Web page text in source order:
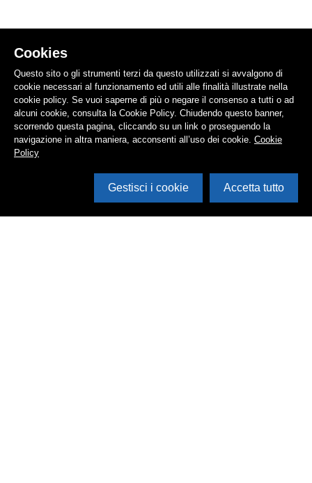
Apri i filtri
Cookies
Questo sito o gli strumenti terzi da questo utilizzati si avvalgono di
cookie necessari al funzionamento ed utili alle finalità illustrate nella
cookie policy. Se vuoi saperne di più o negare il consenso a tutti o ad
alcuni cookie, consulta la Cookie Policy. Chiudendo questo banner,
scorrendo questa pagina, cliccando su un link o proseguendo la
navigazione in altra maniera, acconsenti all’uso dei cookie. Cookie
Policy
Gestisci i cookie Accetta tutto